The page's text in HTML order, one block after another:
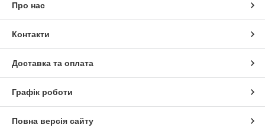
Про нас
Контакти
Доставка та оплата
Графік роботи
Повна версія сайту